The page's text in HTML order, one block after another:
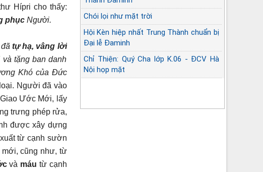
Hípri cho thấy:
phục Người.
đãtự hạ, vâng lời
tặng ban danh
Khó của Đức
Người đã vào
Ước Mới, lấy
trưng phép rửa,
được xây dựng
từ cạnh sườn
cũng như, từ
và máu từ cạnh
Chói lọi như mặt trời
Hội Kèn hiệp nhất Trung Thành chuẩn bị
Đại lễ Đaminh
Chỉ Thiện: Quý Cha lớp K.06 - ĐCV Hà
Nội họp mặt